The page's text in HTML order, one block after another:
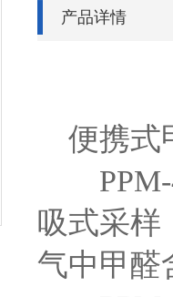
产品详情
便携式
吸式采样
气中甲醛